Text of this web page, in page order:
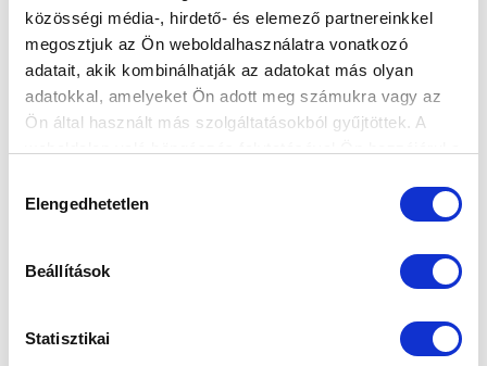
közösségi média-, hirdető- és elemező partnereinkkel
megosztjuk az Ön weboldalhasználatra vonatkozó
adatait, akik kombinálhatják az adatokat más olyan
adatokkal, amelyeket Ön adott meg számukra vagy az
Ön által használt más szolgáltatásokból gyűjtöttek. A
kiválasztása
Elengedhetetlen
Beállítások
Statisztikai
Elfogadom azAdatvédelmi tájékoztatót!
FELIRATKOZOM